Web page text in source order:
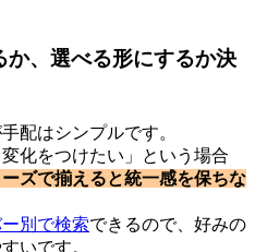
、選べる形にするか決
配はシンプルです。
化をつけたい」という場合
ズで揃えると統一感を保ちな
別で検索できるので、好みの
いです。